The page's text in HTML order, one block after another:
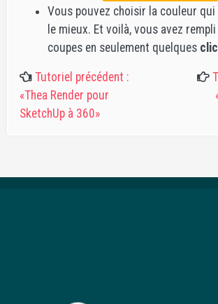
Vous pouvez choisir la couleur
le mieux. Et voilà, vous avez
coupes en seulement quelques
Tutoriel précédent :
«Thea Render pour
SketchUp à 360»